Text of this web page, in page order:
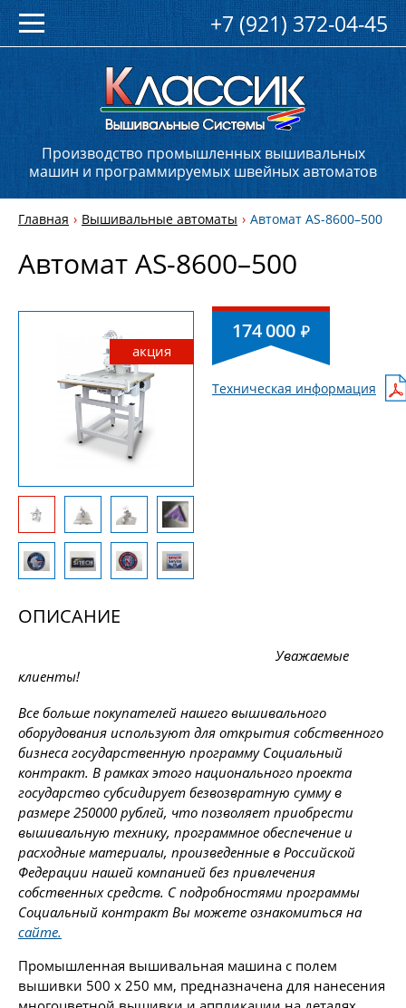
+7 (921) 372-04-45
Производство промышленных вышивальных
машин и программируемых швейных автоматов
Главная Вышивальные автоматы Автомат AS-8600–500
Автомат AS-8600–500
акция
174 000
Техническая информация
ОПИСАНИЕ
Уважаемые
клиенты!
Все больше покупателей нашего вышивального
оборудования используют для открытия собственного
бизнеса государственную программу Социальный
контракт. В рамках этого национального проекта
государство субсидирует безвозвратную сумму в
размере 250000 рублей, что позволяет приобрести
вышивальную технику, программное обеспечение и
расходные материалы, произведенные в Российской
Федерации нашей компанией без привлечения
собственных средств. С подробностями программы
Социальный контракт Вы можете ознакомиться на
сайте.
Промышленная вышивальная машина с полем
вышивки 500 х 250 мм, предназначена для нанесения